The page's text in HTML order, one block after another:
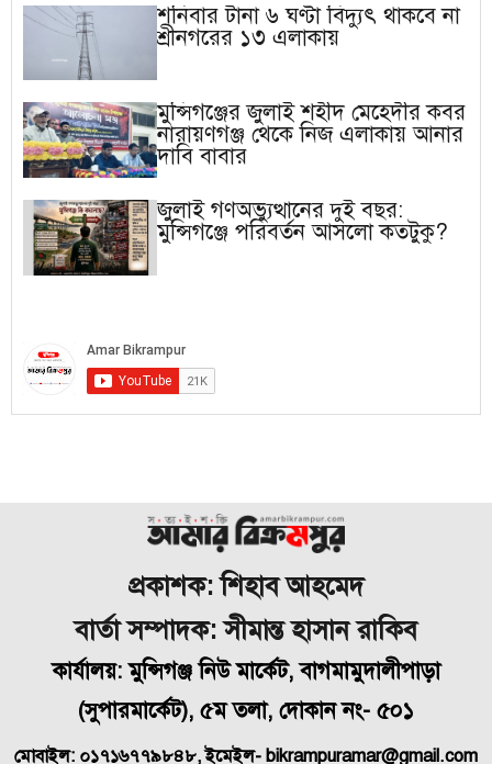
শনিবার টানা ৬ ঘণ্টা বিদ্যুৎ থাকবে না
শ্রীনগরের ১৩ এলাকায়
মুন্সিগঞ্জের জুলাই শহীদ মেহেদীর কবর
নারায়ণগঞ্জ থেকে নিজ এলাকায় আনার
দাবি বাবার
জুলাই গণঅভ্যুত্থানের দুই বছর:
মুন্সিগঞ্জে পরিবর্তন আসলো কতটুকু?
প্রকাশক: শিহাব আহমেদ
বার্তা সম্পাদক: সীমান্ত হাসান রাকিব
কার্যালয়: মুন্সিগঞ্জ নিউ মার্কেট, বাগমামুদালীপাড়া
(সুপারমার্কেট), ৫ম তলা, দোকান নং- ৫০১
মোবাইল: ০১৭১৬৭৭৯৮৪৮, ইমেইল- bikrampuramar@gmail.com